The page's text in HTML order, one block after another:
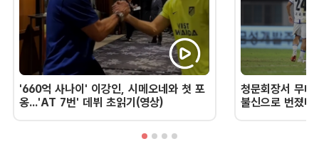
'660억 사나이' 이강인, 시메오네와 첫 포
옹...'AT 7번' 데뷔 초읽기(영상)
청문회장서 무너
불신으로 번졌